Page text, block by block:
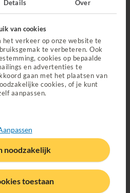
Details Over
van cookies
het verkeer op onze website te
te verbeteren. Ook
cookies op bepaalde
en advertenties te
gaan met het plaatsen van
cookies, of je kunt
aanpassen.
toestaan
noodzakelijk
wél altijd goed
en altijd een online dokter in je